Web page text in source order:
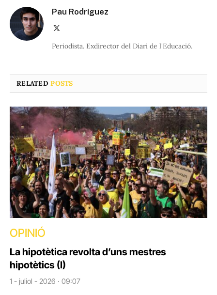
Pau Rodríguez
Periodista. Exdirector del Diari de l'Educació.
RELATEDPOSTS
OPINIÓ
La hipotètica revolta d’uns mestres
hipotètics (I)
1 - juliol - 2026 · 09:07